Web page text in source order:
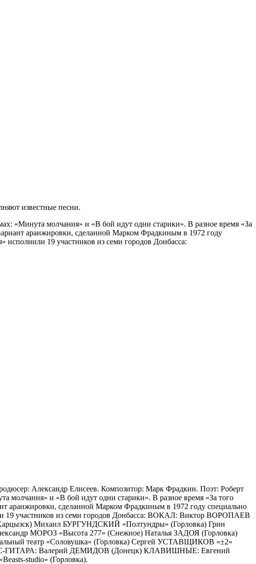
известные песни.
«Минута молчания» и «В бой идут одни старики». В разное время «За
аранжировки, сделанной Марком Фрадкиным в 1972 году
исполнили 19 участников из семи городов Донбасса:
Александр Елисеев. Композитор: Марк Фрадкин. Поэт: Роберт
молчания» и «В бой идут одни старики». В разное время «За того
аранжировки, сделанной Марком Фрадкиным в 1972 году специально
19 участников из семи городов Донбасса: ВОКАЛ: Виктор ВОРОПАЕВ
Михаил БУРГУНДСКИЙ «Полтундры» (Горловка) Грин
МОРОЗ «Высота 277» (Снежное) Наталья ЗАДОЯ (Горловка)
театр «Соловушка» (Горловка) Сергей УСТАВЩИКОВ «±2»
ГИТАРА: Валерий ДЕМИДОВ (Донецк) КЛАВИШНЫЕ: Евгений
studio» (Горловка).